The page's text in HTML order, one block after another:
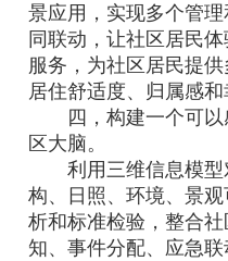
景应用，实现多个管
同联动，让社区居民
服务，为社区居民提
居住舒适度、归属感和
四，构建一个可以
区大脑。
利用三维信息模型
构、日照、环境、景
析和标准检验，整合
知、事件分配、应急联